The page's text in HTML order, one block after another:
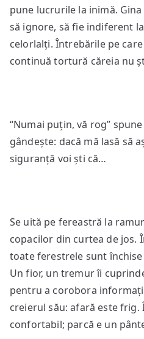
pune lucrurile la inimă.
să ignore, să fie indiferent
celorlalți. Întrebările pe
continuă tortură căreia nu
“Numai puțin, vă rog”
gândește: dacă mă lasă să
siguranță voi ști că…
Se uită pe fereastră la
copacilor din curtea de jos.
toate ferestrele sunt
Un fior, un tremur îi
pentru a corobora
creierul său: afară este frig.
confortabil; parcă e un